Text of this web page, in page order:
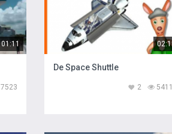
01:11
7523
De Space Shuttle
5411
2